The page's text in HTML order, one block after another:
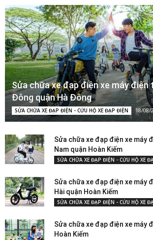
Sửa chữa xe đạp điện xe máy điện
Đông quận Hà Đông
SỬA CHỮA XE ĐẠP ĐIỆN - CỨU HỘ XE ĐẠP ĐIỆN 18/08/
Sửa chữa xe đạp điện xe máy
Nam quận Hoàn Kiếm
SỬA CHỮA XE ĐẠP ĐIỆN - CỨU HỘ XE
Sửa chữa xe đạp điện xe máy
Hài quận Hoàn Kiếm
SỬA CHỮA XE ĐẠP ĐIỆN - CỨU HỘ XE
Sửa chữa xe đạp điện xe máy
Hoàn Kiếm